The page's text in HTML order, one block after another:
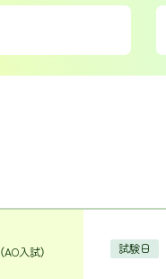
（AO入試） 試験日